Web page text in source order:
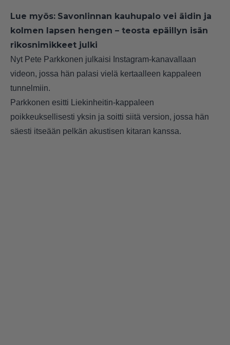
Lue myös: Savonlinnan kauhupalo vei äidin ja
kolmen lapsen hengen – teosta epäillyn isän
rikosnimikkeet julki
Nyt Pete Parkkonen julkaisi Instagram-kanavallaan
videon, jossa hän palasi vielä kertaalleen kappaleen
tunnelmiin.
Parkkonen esitti Liekinheitin-kappaleen
poikkeuksellisesti yksin ja soitti siitä version, jossa hän
säesti itseään pelkän akustisen kitaran kanssa.